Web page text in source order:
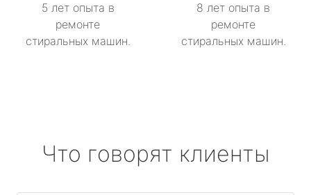
5 лет опыта в
ремонте
стиральных машин.
8 лет опыта в
ремонте
стиральных машин.
Что говорят клиенты